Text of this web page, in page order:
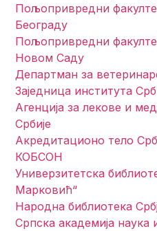
Пољопривредни
Београду
Пољопривредни
Новом Саду
Департман за
Заједница института
Агенција за лекове и
Србије
Акредитационо тело
КОБСОН
Универзитетска
Марковић“
Народна библиотека
Српска академија наука